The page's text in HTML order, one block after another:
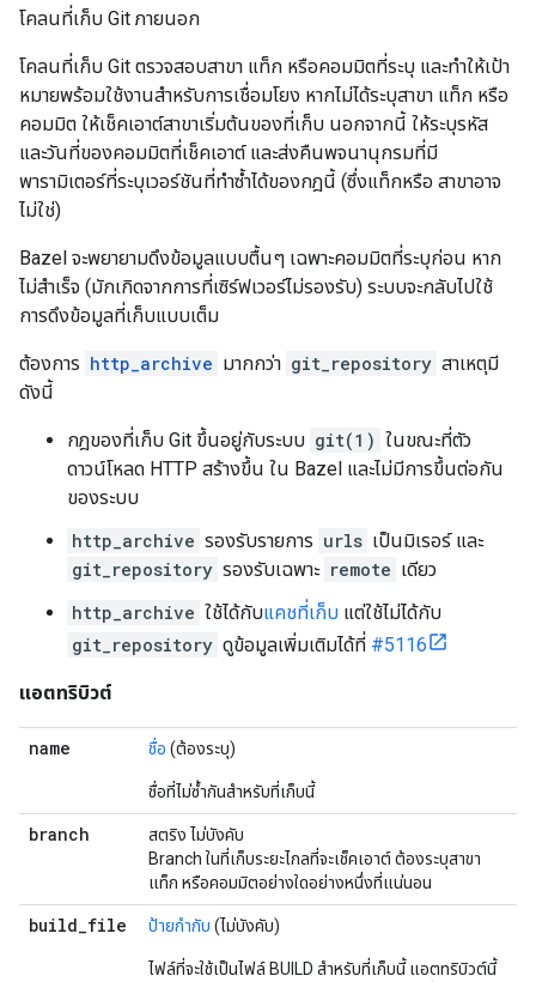
โคลนที่เก็บ Git ภายนอก
โคลนที่เก็บ Git ตรวจสอบสาขา แท็ก หรือคอมมิตที่ระบุ และทำให้เป้า
หมายพร้อมใช้งานสำหรับการเชื่อมโยง หากไม่ได้ระบุสาขา แท็ก หรือ
คอมมิต ให้เช็คเอาต์สาขาเริ่มต้นของที่เก็บ นอกจากนี้ ให้ระบุรหัส
และวันที่ของคอมมิตที่เช็คเอาต์ และส่งคืนพจนานุกรมที่มี
พารามิเตอร์ที่ระบุเวอร์ชันที่ทำซ้ำได้ของกฎนี้ (ซึ่งแท็กหรือ สาขาอาจ
ไม่ใช่)
Bazel จะพยายามดึงข้อมูลแบบตื้นๆ เฉพาะคอมมิตที่ระบุก่อน หาก
ไม่สำเร็จ (มักเกิดจากการที่เซิร์ฟเวอร์ไม่รองรับ) ระบบจะกลับไปใช้
การดึงข้อมูลที่เก็บแบบเต็ม
ต้องการ http_archive มากกว่า git_repository สาเหตุมี
ดังนี้
กฎของที่เก็บ Git ขึ้นอยู่กับระบบ git(1) ในขณะที่ตัว
ดาวน์โหลด HTTP สร้างขึ้น ใน Bazel และไม่มีการขึ้นต่อกัน
ของระบบ
http_archive รองรับรายการ urls เป็นมิเรอร์ และ
git_repository รองรับเฉพาะ remote เดียว
http_archive ใช้ได้กับแคชที่เก็บ แต่ใช้ไม่ได้กับ
git_repository ดูข้อมูลเพิ่มเติมได้ที่ #5116
แอตทริบิวต์
name ชื่อ (ต้องระบุ)
ชื่อที่ไม่ซ้ำกันสำหรับที่เก็บนี้
branch
สตริง ไม่บังคับ
Branch ในที่เก็บระยะไกลที่จะเช็คเอาต์ ต้องระบุสาขา
แท็ก หรือคอมมิตอย่างใดอย่างหนึ่งที่แน่นอน
build_file ป้ายกำกับ (ไม่บังคับ)
ไฟล์ที่จะใช้เป็นไฟล์ BUILD สำหรับที่เก็บนี้ แอตทริบิวต์นี้